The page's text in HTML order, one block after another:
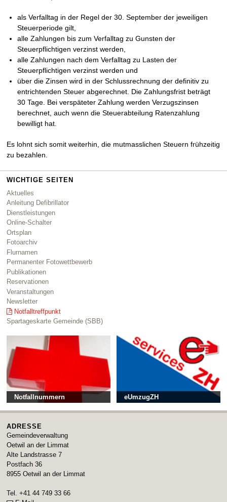
als Verfalltag in der Regel der 30. September der jeweiligen
Steuerperiode gilt,
alle Zahlungen bis zum Verfalltag zu Gunsten der
Steuerpflichtigen verzinst werden,
alle Zahlungen nach dem Verfalltag zu Lasten der
Steuerpflichtigen verzinst werden und
über die Zinsen wird in der Schlussrechnung der definitiv zu
entrichtenden Steuer abgerechnet. Die Zahlungsfrist beträgt
30 Tage. Bei verspäteter Zahlung werden Verzugszinsen
berechnet, auch wenn die Steuerabteilung Ratenzahlung
bewilligt hat.
Es lohnt sich somit weiterhin, die mutmasslichen Steuern frühzeitig
zu bezahlen.
WICHTIGE SEITEN
Aktuelles
Anleitung Defibrillator
Dienstleistungen
Online-Schalter
Ortsplan
Fotoarchiv
Flurnamen
Permanenter Fotowettbewerb
Publikationen
Reservationen
Veranstaltungen
Newsletter
Notfalltreffpunkt
Spartageskarte Gemeinde (SBB)
Notfallnummern eUmzugZH
ADRESSE
Gemeindeverwaltung
Oetwil an der Limmat
Alte Landstrasse 7
Postfach 36
8955 Oetwil an der Limmat
Tel.+41 44 749 33 66